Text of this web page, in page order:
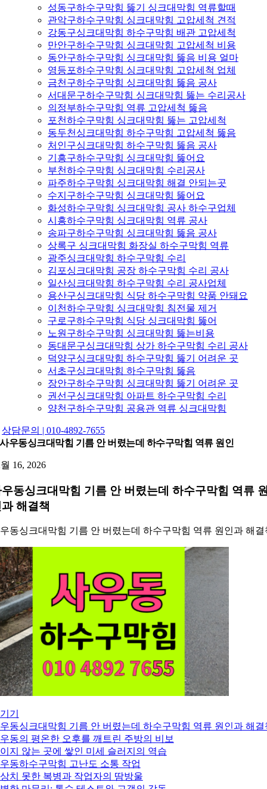
성동구하수구막힘 뚫기 싱크대막힘 역류할때
관악구하수구막힘 싱크대막힘 고압세척 견적
강동구싱크대막힘 하수구막힘 배관 고압세척
만안구하수구막힘 싱크대막힘 고압세척 비용
동안구하수구막힘 싱크대막힘 뚫음 비용 얼마
영등포하수구막힘 싱크대막힘 고압세척 업체
금천구하수구막힘 싱크대막힘 뚫음 공사
서대문구하수구막힘 싱크대막힘 뚫는 수리공사
의정부하수구막힘 역류 고압세척 뚫음
포천하수구막힘 싱크대막힘 뚫는 고압세척
동두천싱크대막힘 하수구막힘 고압세척 뚫음
처인구싱크대막힘 하수구막힘 뚫음 공사
기흥구하수구막힘 싱크대막힘 뚫어요
부천하수구막힘 싱크대막힘 수리공사
파주하수구막힘 싱크대막힘 해결 안되는곳
수지구하수구막힘 싱크대막힘 뚫어요
화성하수구막힘 싱크대막힘 공사 하수구업체
시흥하수구막힘 싱크대막힘 역류 공사
송파구하수구막힘 싱크대막힘 뚫음 공사
상록구 싱크대막힘 화장실 하수구막힘 역류
광주싱크대막힘 하수구막힘 수리
김포싱크대막힘 공장 하수구막힘 수리 공사
일산싱크대막힘 하수구막힘 수리 공사업체
용산구싱크대막힘 식당 하수구막힘 약품 안돼요
이천하수구막힘 싱크대막힘 침전물 제거
구로구하수구막힘 식당 싱크대막힘 뚫어
노원구하수구막힘 싱크대막힘 뚫는비용
동대문구싱크대막힘 상가 하수구막힘 수리 공사
덕양구싱크대막힘 하수구막힘 뚫기 어려운 곳
서초구싱크대막힘 하수구막힘 뚫음
장안구하수구막힘 싱크대막힘 뚫기 어려운 곳
권선구싱크대막힘 아파트 하수구막힘 수리
양천구하수구막힘 공용관 역류 싱크대막힘
상담문의 | 010-4892-7655
사우동싱크대막힘 기름 안 버렸는데 하수구막힘 역류 원인
16, 2026
동싱크대막힘 기름 안 버렸는데 하수구막힘 역류
해결책
동싱크대막힘 기름 안 버렸는데 하수구막힘 역류 원인과 해결
기
동싱크대막힘 기름 안 버렸는데 하수구막힘 역류 원인과 해결
동의 평온한 오후를 깨트린 주방의 비보
지 않는 곳에 쌓인 미세 슬러지의 역습
동하수구막힘 고난도 소통 작업
치 못한 복병과 작업자의 땀방울